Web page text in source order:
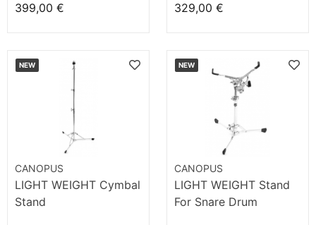
399,00 € 329,00 €
NEW
CANOPUS
LIGHT WEIGHT Cymbal
Stand
NEW
CANOPUS
LIGHT WEIGHT Stand
For Snare Drum